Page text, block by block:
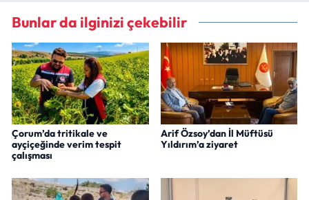
Bunlar da ilginizi çekebilir
Çorum’da tritikale ve
ayçiçeğinde verim tespit
çalışması
Arif Özsoy’dan İl Müftüsü
Yıldırım’a ziyaret